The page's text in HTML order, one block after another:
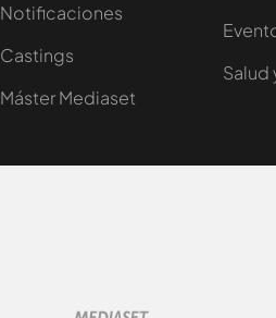
Notificaciones
Castings
Máster Mediaset
Salud